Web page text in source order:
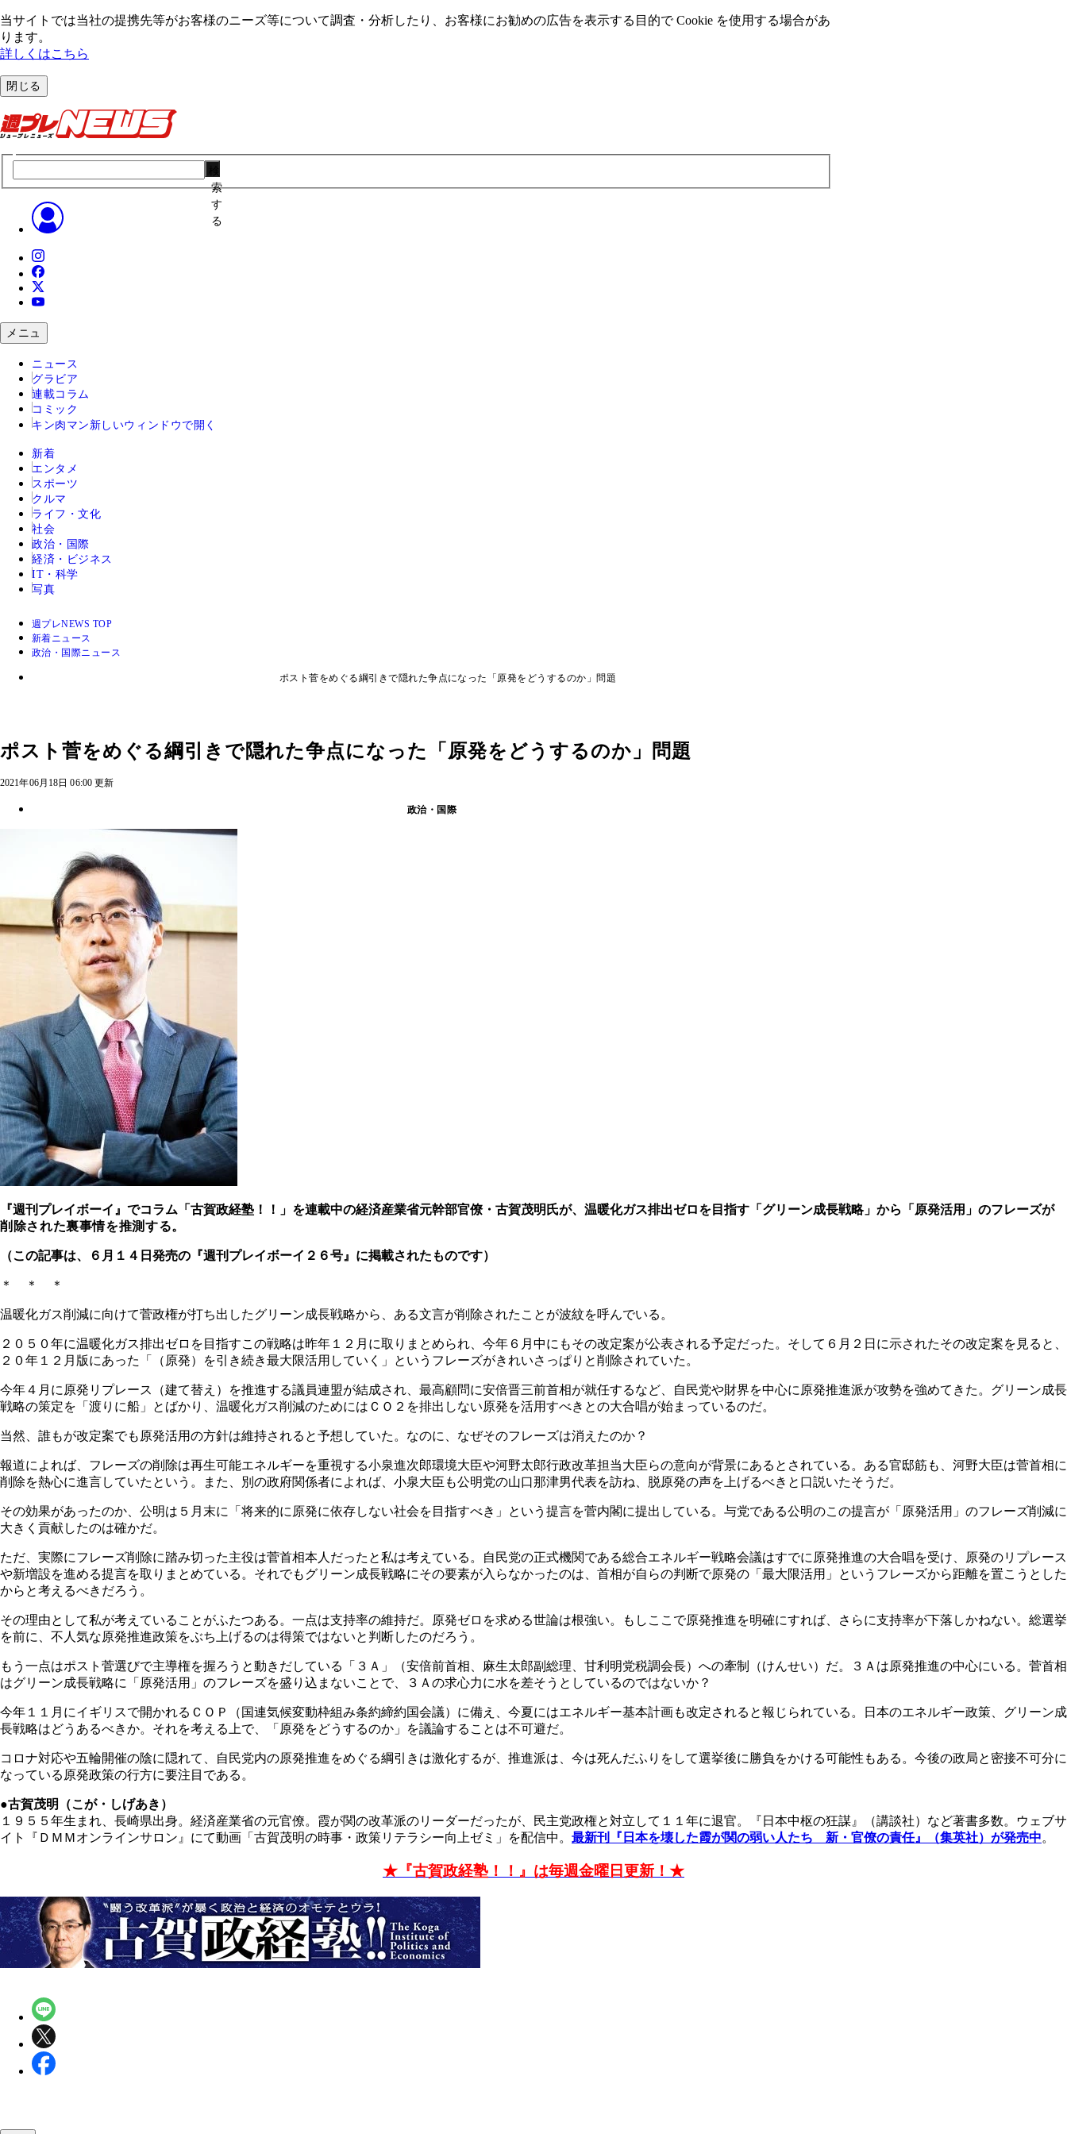
当サイトでは当社の提携先等がお客様のニーズ等について調査・分析したり、お客様にお勧めの広告を表⽰する⽬的で Cookie を使⽤する場合があ
ります。
詳しくはこちら
閉じる
索
す
る
メニュ
ニュース
グラビア
連載コラム
コミック
キン肉マン 新しいウィンドウで開く
新着
エンタメ
スポーツ
クルマ
ライフ・文化
社会
政治・国際
経済・ビジネス
IT・科学
写真
週プレNEWS TOP
新着ニュース
政治・国際ニュース
ポスト菅をめぐる綱引きで隠れた争点になった「原発をどうするのか」問題
ポスト菅をめぐる綱引きで隠れた争点になった「原発をどうするのか」問題
2021年06月18日 06:00 更新
政治・国際
『週刊プレイボーイ』でコラム「古賀政経塾！！」を連載中の経済産業省元幹部官僚・古賀茂明氏が、温暖化ガス排出ゼロを目指す「グリーン成長戦略」から「原発活用」のフレーズが
削除された裏事情を推測する。
（この記事は、６月１４日発売の『週刊プレイボーイ２６号』に掲載されたものです）
＊ ＊ ＊
温暖化ガス削減に向けて菅政権が打ち出したグリーン成長戦略から、ある文言が削除されたことが波紋を呼んでいる。
２０５０年に温暖化ガス排出ゼロを目指すこの戦略は昨年１２月に取りまとめられ、今年６月中にもその改定案が公表される予定だった。そして６月２日に示されたその改定案を見ると、
２０年１２月版にあった「（原発）を引き続き最大限活用していく」というフレーズがきれいさっぱりと削除されていた。
今年４月に原発リプレース（建て替え）を推進する議員連盟が結成され、最高顧問に安倍晋三前首相が就任するなど、自民党や財界を中心に原発推進派が攻勢を強めてきた。グリーン成長
戦略の策定を「渡りに船」とばかり、温暖化ガス削減のためにはＣＯ２を排出しない原発を活用すべきとの大合唱が始まっているのだ。
当然、誰もが改定案でも原発活用の方針は維持されると予想していた。なのに、なぜそのフレーズは消えたのか？
報道によれば、フレーズの削除は再生可能エネルギーを重視する小泉進次郎環境大臣や河野太郎行政改革担当大臣らの意向が背景にあるとされている。ある官邸筋も、河野大臣は菅首相に
削除を熱心に進言していたという。また、別の政府関係者によれば、小泉大臣も公明党の山口那津男代表を訪ね、脱原発の声を上げるべきと口説いたそうだ。
その効果があったのか、公明は５月末に「将来的に原発に依存しない社会を目指すべき」という提言を菅内閣に提出している。与党である公明のこの提言が「原発活用」のフレーズ削減に
大きく貢献したのは確かだ。
ただ、実際にフレーズ削除に踏み切った主役は菅首相本人だったと私は考えている。自民党の正式機関である総合エネルギー戦略会議はすでに原発推進の大合唱を受け、原発のリプレース
や新増設を進める提言を取りまとめている。それでもグリーン成長戦略にその要素が入らなかったのは、首相が自らの判断で原発の「最大限活用」というフレーズから距離を置こうとした
からと考えるべきだろう。
その理由として私が考えていることがふたつある。一点は支持率の維持だ。原発ゼロを求める世論は根強い。もしここで原発推進を明確にすれば、さらに支持率が下落しかねない。総選挙
を前に、不人気な原発推進政策をぶち上げるのは得策ではないと判断したのだろう。
もう一点はポスト菅選びで主導権を握ろうと動きだしている「３Ａ」（安倍前首相、麻生太郎副総理、甘利明党税調会長）への牽制（けんせい）だ。３Ａは原発推進の中心にいる。菅首相
はグリーン成長戦略に「原発活用」のフレーズを盛り込まないことで、３Ａの求心力に水を差そうとしているのではないか？
今年１１月にイギリスで開かれるＣＯＰ（国連気候変動枠組み条約締約国会議）に備え、今夏にはエネルギー基本計画も改定されると報じられている。日本のエネルギー政策、グリーン成
長戦略はどうあるべきか。それを考える上で、「原発をどうするのか」を議論することは不可避だ。
コロナ対応や五輪開催の陰に隠れて、自民党内の原発推進をめぐる綱引きは激化するが、推進派は、今は死んだふりをして選挙後に勝負をかける可能性もある。今後の政局と密接不可分に
なっている原発政策の行方に要注目である。
●古賀茂明（こが・しげあき）
１９５５年生まれ、長崎県出身。経済産業省の元官僚。霞が関の改革派のリーダーだったが、民主党政権と対立して１１年に退官。『日本中枢の狂謀』（講談社）など著書多数。ウェブサ
イト『ＤＭＭオンラインサロン』にて動画「古賀茂明の時事・政策リテラシー向上ゼミ」を配信中。 最新刊『日本を壊した霞が関の弱い人たち 新・官僚の責任』（集英社）が発売中。
★『古賀政経塾！！』は毎週金曜日更新！★